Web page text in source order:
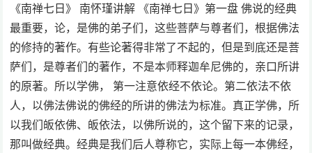
《南禅七日》 南怀瑾讲解 《南禅七日》第一盘 佛说的经典
最重要，论，是佛的弟子们，这些菩萨与尊者们，根据佛法
的修持的著作。有些论著得非常了不起的，但是到底还是菩
萨们，是尊者们的著作，不是本师释迦牟尼佛的，亲口所讲
的原著。所以学佛， 第一注意依经不依论。第二依法不依
人，以佛法佛说的佛经的所讲的佛法为标准。真正学佛，所
以我们皈依佛、皈依法，以佛所说的，这个留下来的记录，
那叫做经典。经典是我们后人尊称它，实际上每一本佛经，